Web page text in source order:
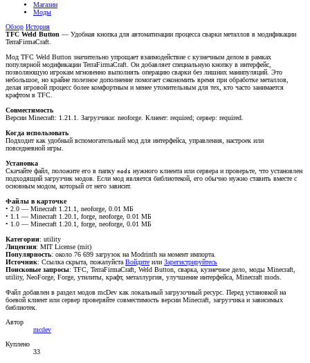
Магазин
Моды
Обзор История
TFC Weld Button — Удобная кнопка для автоматизации процесса сварки металлов в модификации
TerraFirmaCraft.
Мод TFC Weld Button значительно упрощает взаимодействие с кузнечным делом в рамках
популярной модификации TerraFirmaCraft. Он добавляет специальную кнопку в интерфейс,
позволяющую игрокам мгновенно выполнять операцию сварки без лишних манипуляций. Это
небольшое, но крайне полезное дополнение помогает сэкономить время при обработке металлов,
делая игровой процесс более комфортным и менее утомительным для тех, кто часто занимается
крафтом в TFC.
Совместимость
Версии Minecraft: 1.21.1. Загрузчики: neoforge. Клиент: required; сервер: required.
Когда использовать
Подходит как удобный вспомогательный мод для интерфейса, управления, настроек или
повседневной игры.
Установка
Скачайте файл, положите его в папку mods нужного клиента или сервера и проверьте, что установлен
подходящий загрузчик модов. Если мод является библиотекой, его обычно нужно ставить вместе с
основным модом, который от него зависит.
Файлы в карточке
• 2.0 — Minecraft 1.21.1, neoforge, 0.01 МБ
• 1.1 — Minecraft 1.20.1, forge, neoforge, 0.01 МБ
• 1.0 — Minecraft 1.20.1, forge, neoforge, 0.01 МБ
Категории: utility
Лицензия: MIT License (mit)
Популярность: около 76 699 загрузок на Modrinth на момент импорта.
Источник: Ссылка скрыта, пожалуйста Войдите или Зарегистрируйтесь
Поисковые запросы: TFC, TerraFirmaCraft, Weld Button, сварка, кузнечное дело, моды Minecraft,
utility, NeoForge, Forge, утилиты, крафт, металлургия, улучшение интерфейса, Minecraft mods.
Файл добавлен в раздел модов mcDev как локальный загрузочный ресурс. Перед установкой на
боевой клиент или сервер проверяйте совместимость версии Minecraft, загрузчика и зависимых
библиотек.
Автор
mcdev
Куплено
33